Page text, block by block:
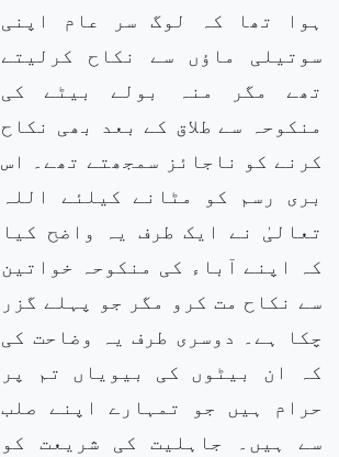
ہوا تھا کہ لوگ سر عام اپنی
سوتیلی ماؤں سے نکاح کرلیتے
تھے مگر منہ بولے بیٹے کی
منکوحہ سے طلاق کے بعد بھی نکاح
کرنے کو ناجائز سمجھتے تھے۔ اس
بری رسم کو مٹانے کیلئے اللہ
تعالیٰ نے ایک طرف یہ واضح کیا
کہ اپنے آباء کی منکوحہ خواتین
سے نکاح مت کرو مگر جو پہلے گزر
چکا ہے۔ دوسری طرف یہ وضاحت کی
کہ ان بیٹوں کی بیویاں تم پر
حرام ہیں جو تمہارے اپنے صلب
سے ہیں۔ جاہلیت کی شریعت کو